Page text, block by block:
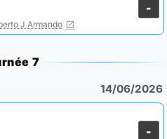
-
J Armando
7
14/06/2026
-